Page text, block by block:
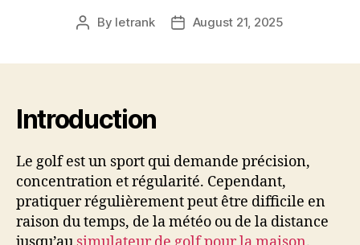
Post
By letrank
PostAugust 21, 2025
Introduction
Le golf est un sport qui demande précision,
concentration et régularité. Cependant,
pratiquer régulièrement peut être difficile en
raison du temps, de la météo ou de la distance